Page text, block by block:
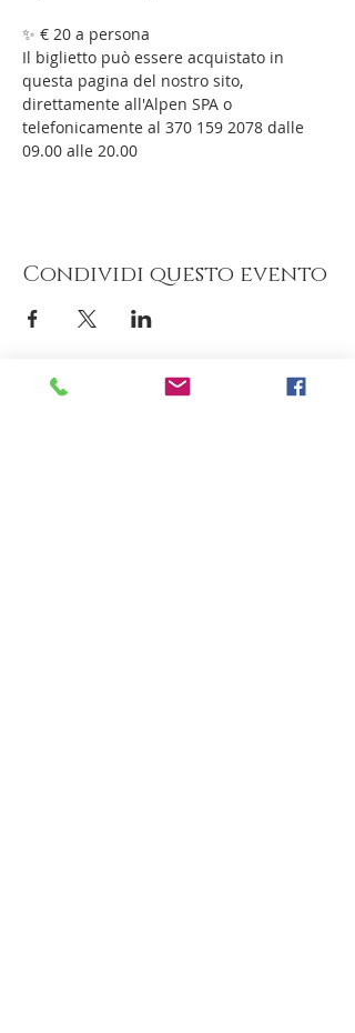
✨ € 20 a persona
Il biglietto può essere acquistato in
questa pagina del nostro sito,
direttamente all'Alpen SPA o
telefonicamente al 370 159 2078 dalle
09.00 alle 20.00
Condividi questo evento